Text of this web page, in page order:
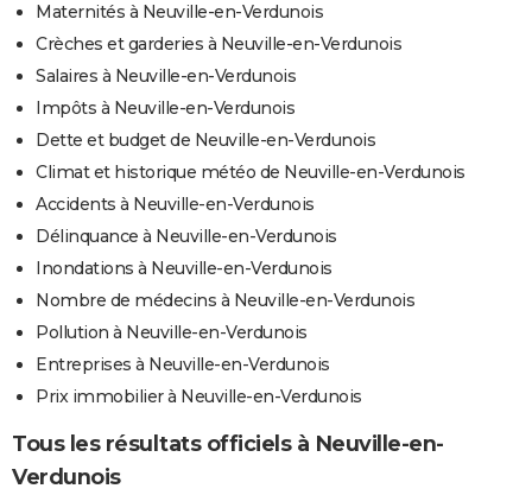
Maternités à Neuville-en-Verdunois
Crèches et garderies à Neuville-en-Verdunois
Salaires à Neuville-en-Verdunois
Impôts à Neuville-en-Verdunois
Dette et budget de Neuville-en-Verdunois
Climat et historique météo de Neuville-en-Verdunois
Accidents à Neuville-en-Verdunois
Délinquance à Neuville-en-Verdunois
Inondations à Neuville-en-Verdunois
Nombre de médecins à Neuville-en-Verdunois
Pollution à Neuville-en-Verdunois
Entreprises à Neuville-en-Verdunois
Prix immobilier à Neuville-en-Verdunois
Tous les résultats officiels à Neuville-en-
Verdunois